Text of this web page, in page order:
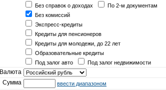
Без справок о доходах
По 2-м документам
Без комиссий
Экспресс-кредиты
Кредиты для пенсионеров
Кредиты для молодежи, до 22 лет
Образовательные кредиты
Под залог авто
Под залог недвижимости
Валюта
Сумма
ввести диапазоном